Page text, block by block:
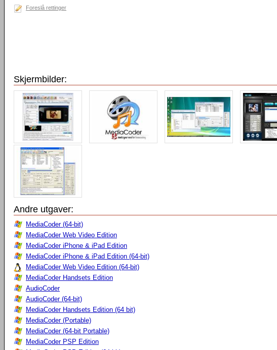
Foreslå rettinger
Skjermbilder:
Andre utgaver:
MediaCoder (64-bit)
MediaCoder Web Video Edition
MediaCoder iPhone & iPad Edition
MediaCoder iPhone & iPad Edition (64-bit)
MediaCoder Web Video Edition (64-bit)
MediaCoder Handsets Edition
AudioCoder
AudioCoder (64-bit)
MediaCoder Handsets Edition (64 bit)
MediaCoder (Portable)
MediaCoder (64-bit Portable)
MediaCoder PSP Edition